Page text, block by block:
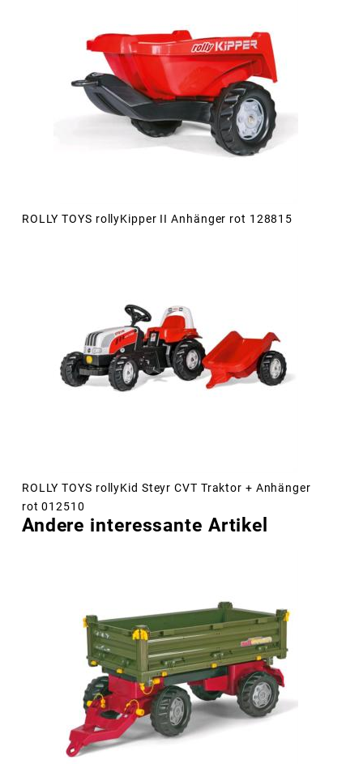
ROLLY TOYS rollyKipper II Anhänger rot 128815
ROLLY TOYS rollyKid Steyr CVT Traktor + Anhänger
rot 012510
Andere interessante Artikel